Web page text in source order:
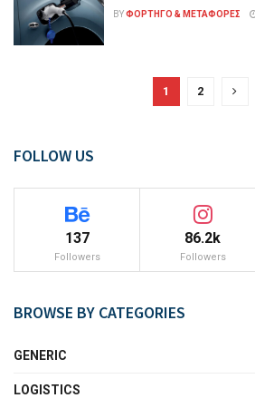
BYΦΟΡΤΗΓΌ & ΜΕΤΑΦΟΡΈΣ
1 2
FOLLOW US
137
Followers
86.2k
Followers
BROWSE BY CATEGORIES
GENERIC
LOGISTICS